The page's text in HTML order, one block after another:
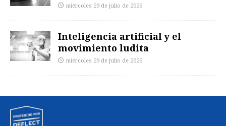
miércoles 29 de julio de 2026
Inteligencia artificial y el
movimiento ludita
miércoles 29 de julio de 2026